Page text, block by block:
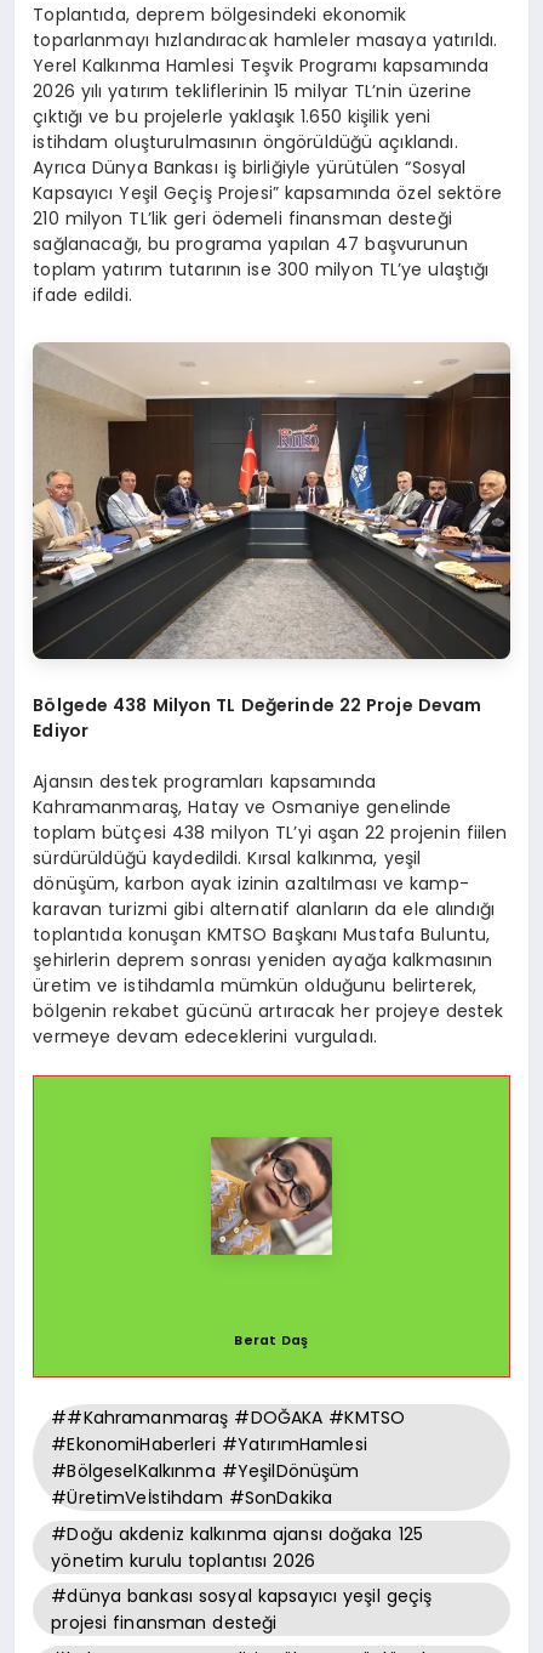
Toplantıda, deprem bölgesindeki ekonomik
toparlanmayı hızlandıracak hamleler masaya yatırıldı.
Yerel Kalkınma Hamlesi Teşvik Programı kapsamında
2026 yılı yatırım tekliflerinin 15 milyar TL’nin üzerine
çıktığı ve bu projelerle yaklaşık 1.650 kişilik yeni
istihdam oluşturulmasının öngörüldüğü açıklandı.
Ayrıca Dünya Bankası iş birliğiyle yürütülen “Sosyal
Kapsayıcı Yeşil Geçiş Projesi” kapsamında özel sektöre
210 milyon TL’lik geri ödemeli finansman desteği
sağlanacağı, bu programa yapılan 47 başvurunun
toplam yatırım tutarının ise 300 milyon TL’ye ulaştığı
ifade edildi.
Bölgede 438 Milyon TL Değerinde 22 Proje Devam
Ediyor
Ajansın destek programları kapsamında
Kahramanmaraş, Hatay ve Osmaniye genelinde
toplam bütçesi 438 milyon TL’yi aşan 22 projenin fiilen
sürdürüldüğü kaydedildi. Kırsal kalkınma, yeşil
dönüşüm, karbon ayak izinin azaltılması ve kamp-
karavan turizmi gibi alternatif alanların da ele alındığı
toplantıda konuşan KMTSO Başkanı Mustafa Buluntu,
şehirlerin deprem sonrası yeniden ayağa kalkmasının
üretim ve istihdamla mümkün olduğunu belirterek,
bölgenin rekabet gücünü artıracak her projeye destek
vermeye devam edeceklerini vurguladı.
Berat Daş
##Kahramanmaraş #DOĞAKA #KMTSO
#EkonomiHaberleri #YatırımHamlesi
#BölgeselKalkınma #YeşilDönüşüm
#ÜretimVeİstihdam #SonDakika
#Doğu akdeniz kalkınma ajansı doğaka 125
yönetim kurulu toplantısı 2026
#dünya bankası sosyal kapsayıcı yeşil geçiş
projesi finansman desteği